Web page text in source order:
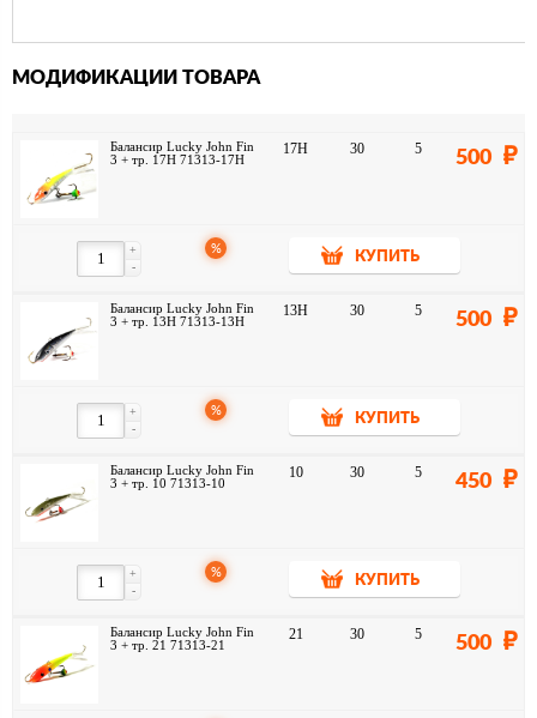
МОДИФИКАЦИИ ТОВАРА
Балансир Lucky John Fin
3 + тр. 17H 71313-17H
17H 30 5 500
-
+ %
КУПИТЬ
Балансир Lucky John Fin
3 + тр. 13H 71313-13H
13H 30 5 500
-
+ %
КУПИТЬ
Балансир Lucky John Fin
3 + тр. 10 71313-10
10 30 5 450
-
+ %
КУПИТЬ
Балансир Lucky John Fin
3 + тр. 21 71313-21
21 30 5 500